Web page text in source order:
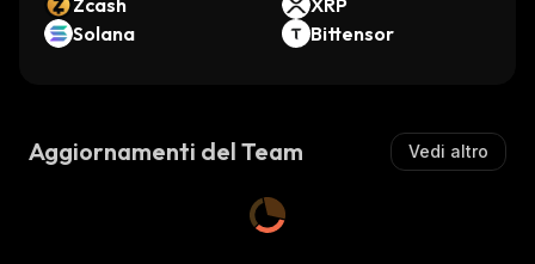
Zcash
XRP
Solana
Bittensor
Aggiornamenti del Team Vedi altro